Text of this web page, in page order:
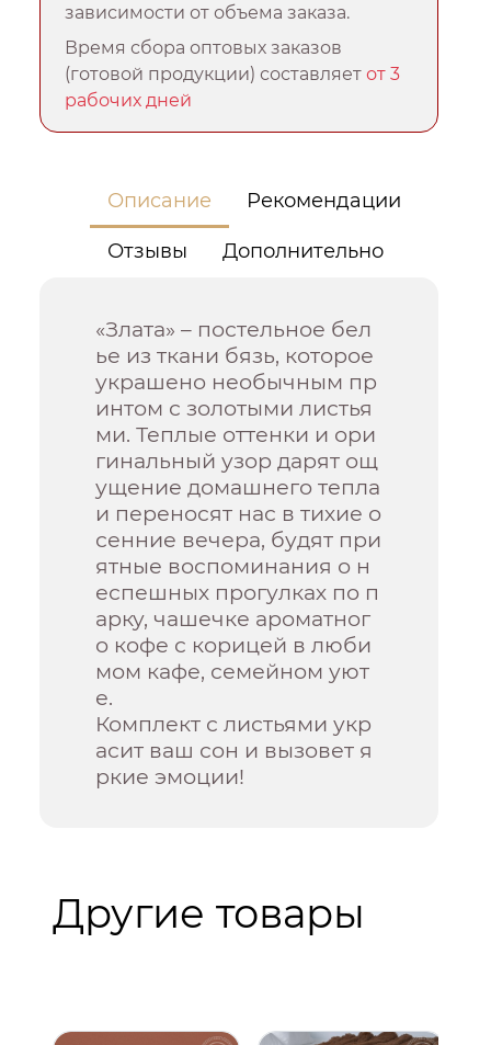
зависимости от объема заказа.
Время сбора оптовых заказов
(готовой продукции) составляетот 3
рабочих дней
Описание Рекомендации
Отзывы Дополнительно
«Злата» – постельное бел
ье из ткани бязь, которое
украшено необычным пр
интом с золотыми листья
ми. Теплые оттенки и ори
гинальный узор дарят ощ
ущение домашнего тепла
и переносят нас в тихие о
сенние вечера, будят при
ятные воспоминания о н
еспешных прогулках по п
арку, чашечке ароматног
о кофе с корицей в люби
мом кафе, семейном уют
е.
Комплект с листьями укр
асит ваш сон и вызовет я
ркие эмоции!
Другие товары